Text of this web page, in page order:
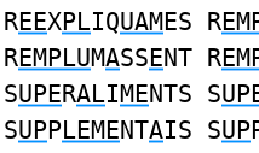
REEXPLIQUAMES R
REMPLUMASSENT R
SUPERALIMENTS S
SUPPLEMENTAIS SUP